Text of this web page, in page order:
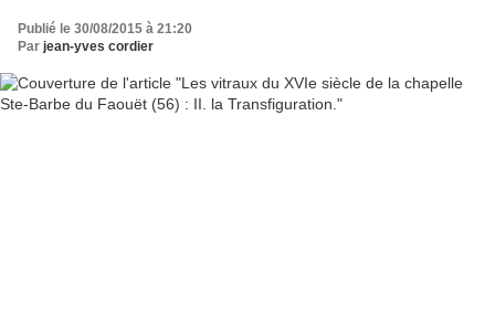
Publié le 30/08/2015 à 21:20
Par jean-yves cordier